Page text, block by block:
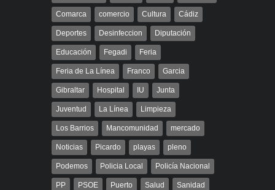
Comarca comercio Cultura Cádiz
Deportes Desinfeccion Diputación
Educación Fegadi Feria
Feria de La Línea Franco Garcia
Gibraltar Hospital IU Junta
Juventud La Línea Limpieza
Los Barrios Mancomunidad mercado
Noticias Picardo playas pleno
Podemos Policia Local Policía Nacional
PP PSOE Puerto Salud Sanidad